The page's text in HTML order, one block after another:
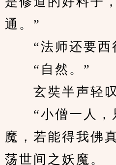
通。”
“法师还要西
“自然。”
玄奘半声轻叹
“小僧一人，
魔，若能得我佛
荡世间之妖魔。